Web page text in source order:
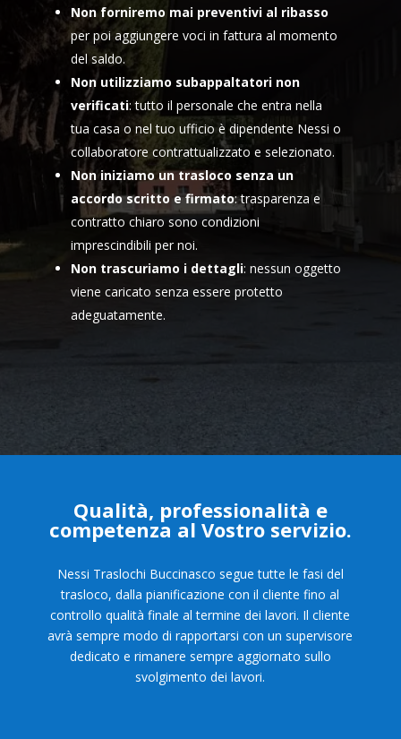
Non forniremo mai preventivi al ribasso
per poi aggiungere voci in fattura al momento
del saldo.
Non utilizziamo subappaltatori non
verificati: tutto il personale che entra nella
tua casa o nel tuo ufficio è dipendente Nessi o
collaboratore contrattualizzato e selezionato.
Non iniziamo un trasloco senza un
accordo scritto e firmato: trasparenza e
contratto chiaro sono condizioni
imprescindibili per noi.
Non trascuriamo i dettagli: nessun oggetto
viene caricato senza essere protetto
adeguatamente.
Qualità, professionalità e
competenza al Vostro servizio.
Nessi Traslochi Buccinasco segue tutte le fasi del
trasloco, dalla pianificazione con il cliente fino al
controllo qualità finale al termine dei lavori. Il cliente
avrà sempre modo di rapportarsi con un supervisore
dedicato e rimanere sempre aggiornato sullo
svolgimento dei lavori.